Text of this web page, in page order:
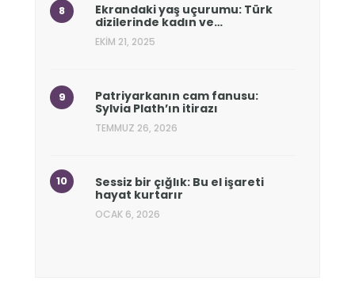
Ekrandaki yaş uçurumu: Türk
dizilerinde kadın ve…
EKIM 21, 2025
Patriyarkanın cam fanusu:
Sylvia Plath’ın itirazı
TEMMUZ 26, 2026
Sessiz bir çığlık: Bu el işareti
hayat kurtarır
OCAK 6, 2026